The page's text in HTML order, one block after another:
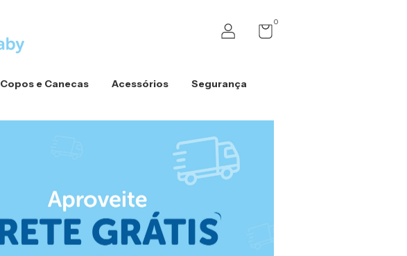
0
Copos e Canecas Acessórios Segurança